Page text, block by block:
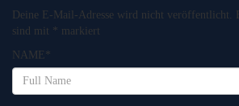
Deine E-Mail-Adresse wird nicht veröffentlicht.
sind mit * markiert
NAME *